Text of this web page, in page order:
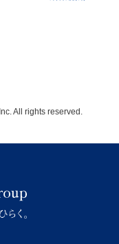
All rights reserved.